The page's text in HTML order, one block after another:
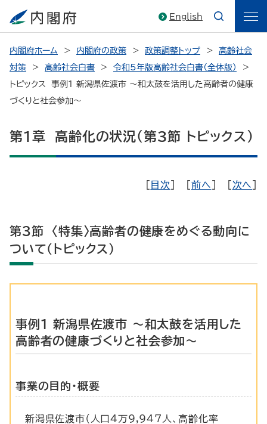
English
内閣府ホーム 内閣府の政策 政策調整トップ
高齢社会
対策
高齢社会白書
令和5年版高齢社会白書（全体版）
トピックス 事例1 新潟県佐渡市 ～和太鼓を活用した高齢者の健康
づくりと社会参加～
第1章 高齢化の状況（第3節 トピックス）
目次 前へ 次へ
第3節 〈特集〉高齢者の健康をめぐる動向に
ついて（トピックス）
事例1 新潟県佐渡市 ～和太鼓を活用した
高齢者の健康づくりと社会参加～
事業の目的・概要
新潟県佐渡市（人口4万9,947人、高齢化率